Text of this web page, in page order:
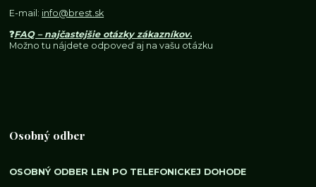
E-mail: info@brest.sk
❓FAQ – najčastejšie otázky zákazníkov.
Možno tu nájdete odpoveď aj na vašu otázku
Osobný odber
OSOBNÝ ODBER LEN PO TELEFONICKEJ DOHODE